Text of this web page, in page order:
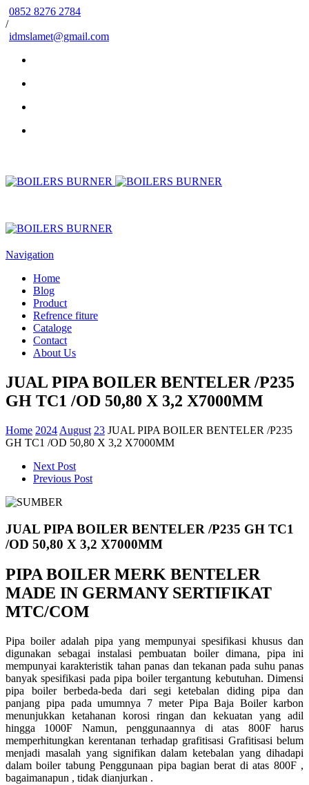
0852 8276 2784
/
idmslamet@gmail.com
Navigation
Home
Blog
Product
Refrence fiture
Cataloge
Contact
About Us
JUAL PIPA BOILER BENTELER /P235
GH TC1 /OD 50,80 X 3,2 X7000MM
Home 2024 August 23 JUAL PIPA BOILER BENTELER /P235
GH TC1 /OD 50,80 X 3,2 X7000MM
Next Post
Previous Post
JUAL PIPA BOILER BENTELER /P235 GH TC1
/OD 50,80 X 3,2 X7000MM
PIPA BOILER MERK BENTELER
MADE IN GERMANY SERTIFIKAT
MTC/COM
Pipa boiler adalah pipa yang mempunyai spesifikasi khusus dan
digunakan sebagai instalasi pembuatan boiler dimana, pipa ini
mempunyai karakteristik tahan panas dan tekanan pada suhu panas
banyak spesifikasi pada pipa boiler tergantung kebutuhan. Dimensi
pipa boiler berbeda-beda dari segi ketebalan diding pipa dan
panjang pipa pada umumnya 7 meter Pipa Baja Boiler karbon
menunjukkan ketahanan korosi ringan dan kekuatan yang adil
hingga 1000F Namun, penggunaannya di atas 800F harus
memperhitungkan kerentanan terhadap grafitisasi Grafitisasi belum
menjadi masalah yang signifikan dalam ketebalan yang dihadapi
dalam boiler tabung Penggunaan pipa bagian berat di atas 800F ,
bagaimanapun , tidak dianjurkan .